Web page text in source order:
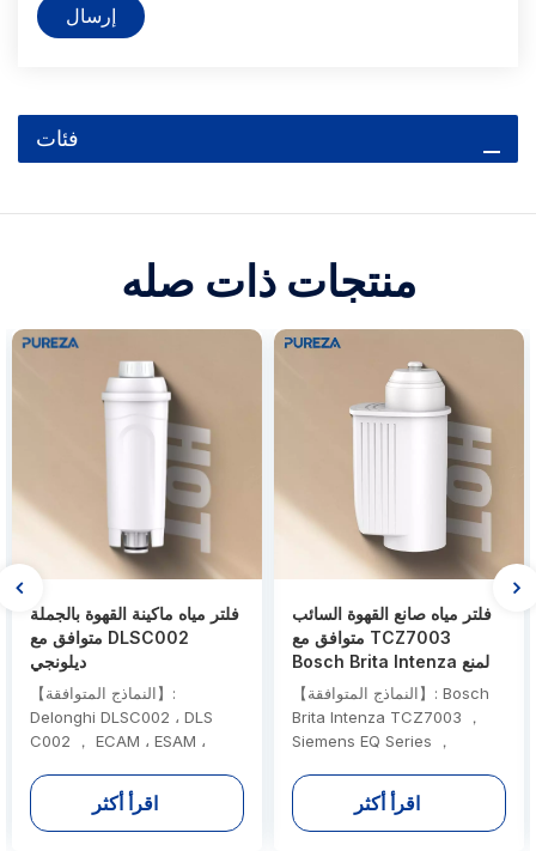
إرسال
فئات
منتجات ذات صله
فلتر مياه ماكينة القهوة بالجملة
متوافق مع DLSC002
ديلونجي
【النماذج المتوافقة】:
Delonghi DLSC002 ، DLS
C002 ， ECAM ، ESAM ،
EC800 【شهادة】: NSF 42 、
EPA 、 tüv 、 fcm 【مادة】:
سريلانكي المنشط الكربون 、
اقرأ أكثر
فلتر مياه صانع القهوة السائب
متوافق مع TCZ7003
Bosch Brita Intenza لمنع
الترسبات الكلسية
【النماذج المتوافقة】: Bosch
Brita Intenza TCZ7003 ，
Siemens EQ Series ，
【شهادة】: NSF 42 、 EPA 、
tüv 、 fcm 【مادة】: سريلانكي
المنشط الكربون 、 راتنج أيون
اقرأ أكثر